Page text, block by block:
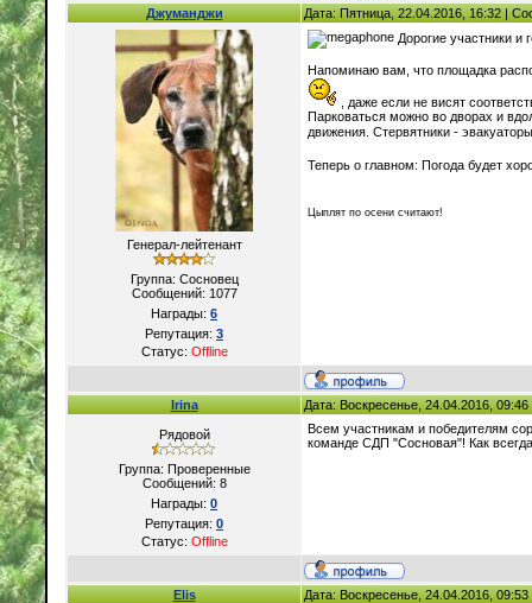
Джуманджи Дата: Пятница, 22.04.2016, 16:32 |
Генерал-лейтенант
Группа: Сосновец
Сообщений: 1077
Награды: 6
Репутация: 3
Статус: Offline
Дорогие участники и
Напоминаю вам, что площадка
, даже если не висят
Парковаться можно во дворах и
движения. Стервятники -
Теперь о главном: Погода будет
Цыплят по осени считают!
Irina Дата: Воскресенье, 24.04.2016,
Рядовой
Группа: Проверенные
Сообщений: 8
Награды: 0
Репутация: 0
Статус: Offline
Всем участникам и победителям
команде СДП "Сосновая"! Как
Elis Дата: Воскресенье, 24.04.2016,